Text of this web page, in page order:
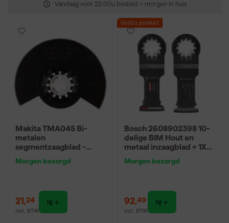
Vandaag voor 22:00u besteld = morgen in huis
Makita TMA045 Bi-
metalen
segmentzaagblad -
Morgen bezorgd
21,24
incl. BTW
Gratis product
Bosch 2608902398 10-
delige BIM Hout en
metaal inzaagblad + 1X
zaagblad
Morgen bezorgd
92,49
incl. BTW